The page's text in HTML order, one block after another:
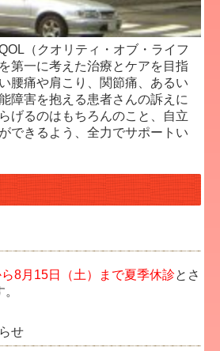
（クオリティ・オブ・ライフ
第一に考えた治療とケアを目指
腰痛や肩こり、関節痛、あるい
障害を抱える患者さんの訴えに
げるのはもちろんのこと、自立
できるよう、全力でサポートい
8月15日（土）まで夏季休診とさ
せ